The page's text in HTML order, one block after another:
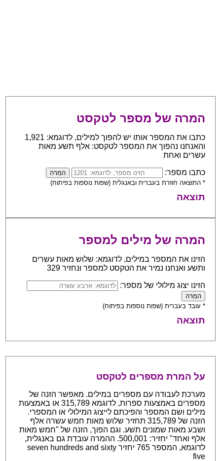
המרה של מספר לטקסט
כתבו את המספר אותו יש להפוך למילים, לדוגמא: 1,921
והאנחנו נהפוך את המספר לטקסט: אלף תשע מאות
עשרים ואחת
כתבו מספר:
* התוצאה חוזרת בעברית ובאנגלית (שפות נוספות בפיתוח)
תוצאה
המרה של מילים למספר
הזינו את המספר במילים, לדוגמא: שלוש מאות עשרים
ותשע ואנחנו נמיר את הטקסט למספר ונחזיר 329
הזינו יצוג מילולי של מספר:
* עובד בעברית (שפות נוספות בפיתוח)
תוצאה
על המרת מספרים לטקסט
מערכת לעבודה עם מספרים במילים. מאפשר הזנה של
מספרים באמצעות ספרות, לדוגמא 315,789 או באמצעות
מילים ושם המספר והפיכתם לייצוג המילולי או המספרי.
הזנה של 315,789 תחזיר שלוש מאות חמש עשרה אלף
ושבע מאות שמונים תשע. וגם הפוך, הזנה של "חמש מאות
אלף ואחד" יחזיר: 500,001. ההמרה עובדת גם באנגלית,
לדוגמא, המספר 765 יחזיר seven hundreds and sixty
five